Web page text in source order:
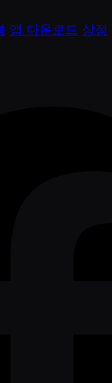
앱 다운로드 상점